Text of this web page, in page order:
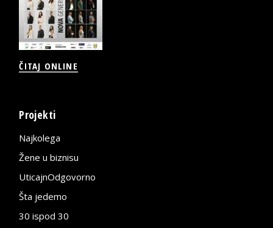
ČITAJ ONLINE
Projekti
Najkolega
Žene u biznisu
UticajnOdgovorno
Šta jedemo
30 ispod 30